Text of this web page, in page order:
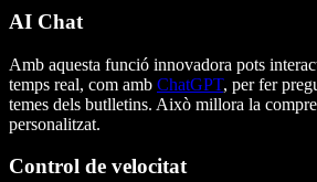
AI Chat
Amb aquesta funció innovadora pots
temps real, com amb ChatGPT, per fer
temes dels butlletins. Això millora la
personalitzat.
Control de velocitat